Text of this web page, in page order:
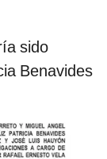
sido
Benavides